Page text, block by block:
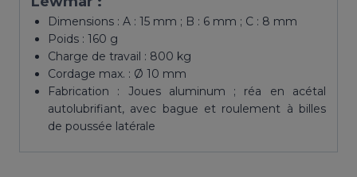
Dimensions : A : 15 mm ; B : 6 mm ; C : 8 mm
Poids : 160 g
Charge de travail : 800 kg
Cordage max. : Ø 10 mm
Fabrication : Joues aluminum ; réa en acétal
autolubrifiant, avec bague et roulement à billes
de poussée latérale